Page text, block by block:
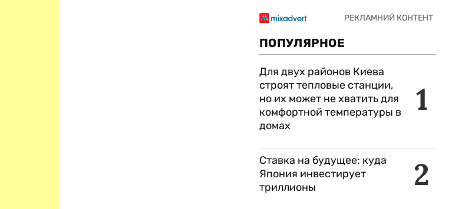
ПОПУЛЯРНОЕ
1
Для двух районов Киева
строят тепловые станции,
но их может не хватить для
комфортной температуры в
домах
2
Ставка на будущее: куда
Япония инвестирует
триллионы